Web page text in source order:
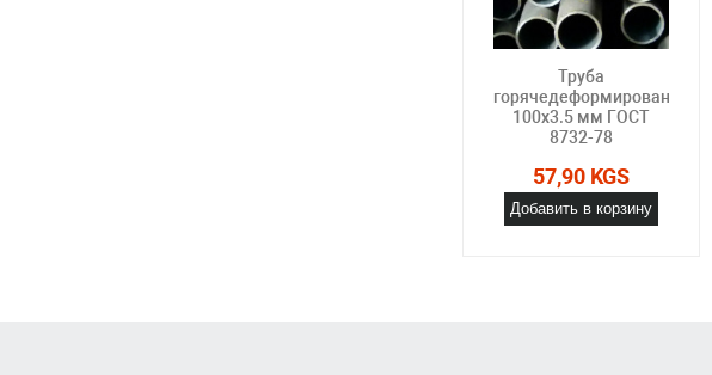
Труба
горячедеформированная
100х3.5 мм ГОСТ
8732-78
57,90 KGS
Добавить в корзину